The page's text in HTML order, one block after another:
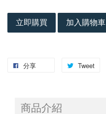
立即購買 加入購物車
分享 Tweet
商品介紹